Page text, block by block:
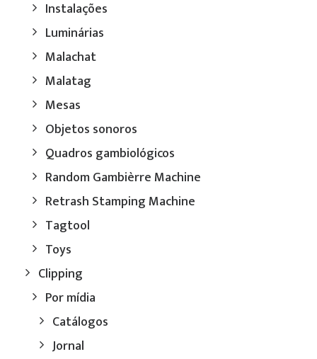
Instalações
Luminárias
Malachat
Malatag
Mesas
Objetos sonoros
Quadros gambiológicos
Random Gambièrre Machine
Retrash Stamping Machine
Tagtool
Toys
Clipping
Por mídia
Catálogos
Jornal